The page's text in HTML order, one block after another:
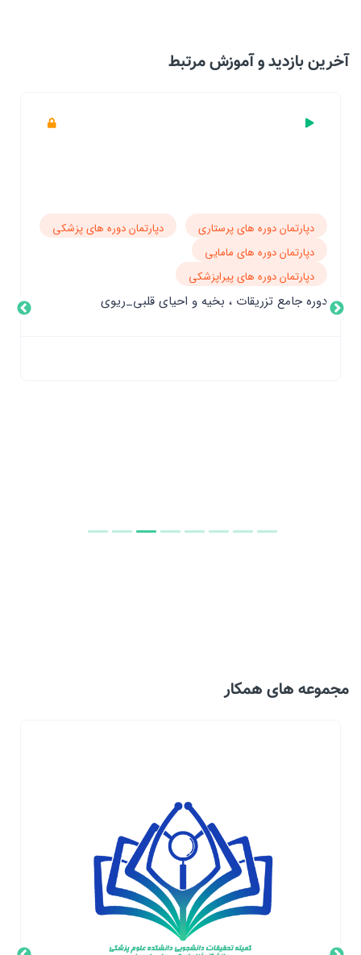
آخرین بازدید‌ و آموزش مرتبط
دپارتمان دوره های پرستاری
دپارتمان دوره های پزشکی
دپارتمان دوره های مامایی
دپارتمان دوره های پیراپزشکی
دوره جامع تزریقات ، بخیه و احیای قلبی_ریوی
مجموعه های همکار